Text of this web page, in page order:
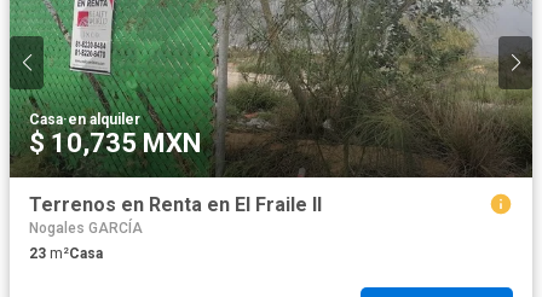
Casa·en alquiler
$ 10,735 MXN
Terrenos en Renta en El Fraile II
Nogales GARCÍA
23 m²Casa